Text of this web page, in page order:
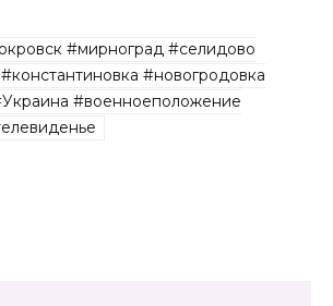
#мирноград #селидово
#новогродовка
#военноеположение